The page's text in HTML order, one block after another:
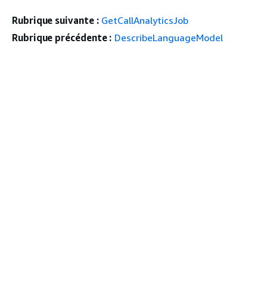
Rubrique suivante : GetCallAnalyticsJob
Rubrique précédente : DescribeLanguageModel